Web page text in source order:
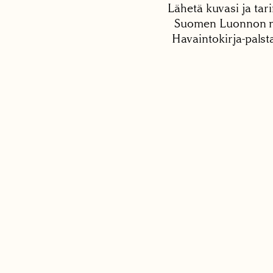
Lähetä kuvasi ja
Suomen Luonnon
Havaintokirja-